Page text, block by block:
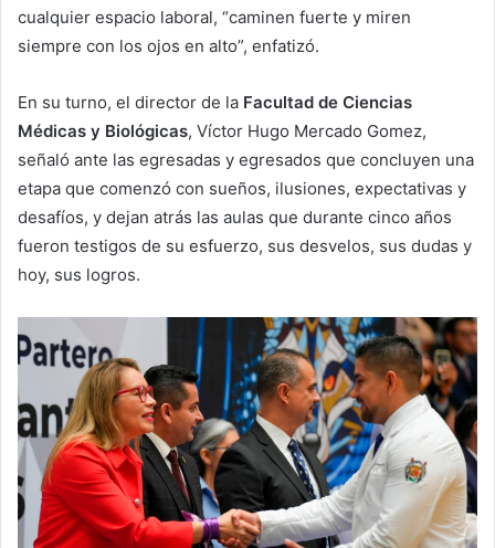
cualquier espacio laboral, “caminen fuerte y miren
siempre con los ojos en alto”, enfatizó.
En su turno, el director de la Facultad de Ciencias
Médicas y Biológicas, Víctor Hugo Mercado Gomez,
señaló ante las egresadas y egresados que concluyen una
etapa que comenzó con sueños, ilusiones, expectativas y
desafíos, y dejan atrás las aulas que durante cinco años
fueron testigos de su esfuerzo, sus desvelos, sus dudas y
hoy, sus logros.